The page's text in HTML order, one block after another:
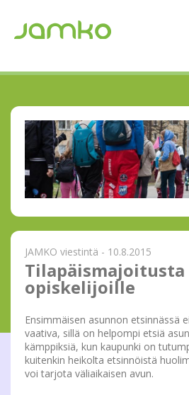
JAMKO viestintä - 10.8.2015
Tilapäismajoitusta
opiskelijoille
Ensimmäisen asunnon etsinnässä
vaativa, sillä on helpompi etsiä
kämppiksiä, kun kaupunki on
kuitenkin heikolta etsinnöistä
voi tarjota väliaikaisen avun.